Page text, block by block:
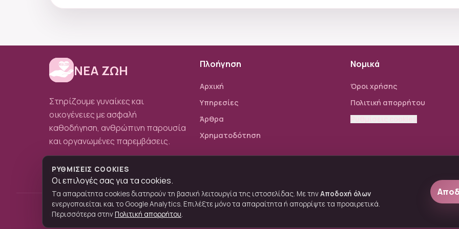
ΝΕΑ ΖΩΗ
Στηρίζουμε γυναίκες και
οικογένειες με ασφαλή
καθοδήγηση, ανθρώπινη παρουσία
και οργανωμένες παρεμβάσεις.
group alternate_email
Πλοήγηση
Αρχική
Υπηρεσίες
Άρθρα
Χρηματοδότηση
Νομικά
Όροι χρήσης
Πολιτική απορρήτου
© 2024 ΝΕΑ ΖΩΗ. All rights reserved.
ΡΥΘΜΊΣΕΙΣ COOKIES
Οι επιλογές σας για τα cookies.
Τα απαραίτητα cookies διατηρούν τη βασική λειτουργία της ιστοσελίδας. Με τηνΑποδοχή όλων
ενεργοποιείται και το Google Analytics. Επιλέξτε μόνο τα απαραίτητα ή απορρίψτε τα προαιρετικά.
Περισσότερα στηνΠολιτική απορρήτου.